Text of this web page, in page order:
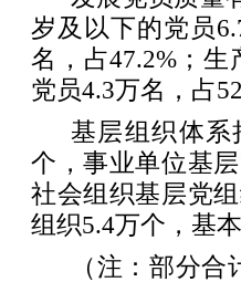
岁及以下的党员
名，占47.2%；
党员4.3万名，占
基层组织体系
个，事业单位基
社会组织基层党
组织5.4万个，基
（注：部分